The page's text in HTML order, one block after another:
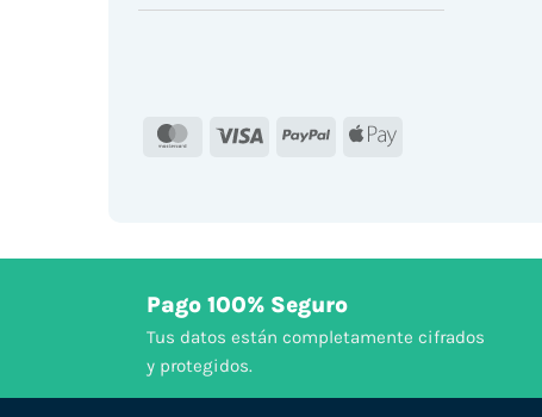
MasterCard
Visa PayPal Apple
Pago 100% Seguro
Tus datos están completamente cifrados
y protegidos.